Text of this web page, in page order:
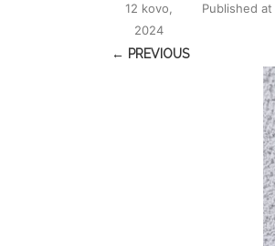
Published
12 kovo,
2024
at
← PREVIOUS